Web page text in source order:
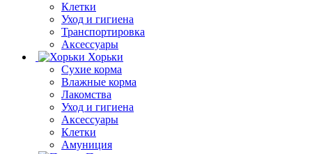
Клетки
Уход и гигиена
Транспортировка
Аксессуары
Хорьки
Сухие корма
Влажные корма
Лакомства
Уход и гигиена
Аксессуары
Клетки
Амуниция